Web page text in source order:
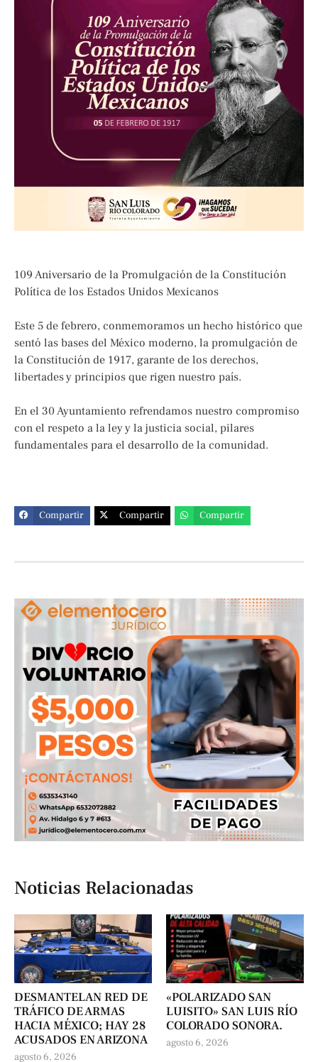
109 Aniversario de la Promulgación de la Constitución
Política de los Estados Unidos Mexicanos
Este 5 de febrero, conmemoramos un hecho histórico que
sentó las bases del México moderno, la promulgación de
la Constitución de 1917, garante de los derechos,
libertades y principios que rigen nuestro país.
En el 30 Ayuntamiento refrendamos nuestro compromiso
con el respeto a la ley y la justicia social, pilares
fundamentales para el desarrollo de la comunidad.
Compartir Compartir Compartir
Noticias Relacionadas
DESMANTELAN RED DE
TRÁFICO DE ARMAS
HACIA MÉXICO; HAY 28
ACUSADOS EN ARIZONA
agosto 6, 2026
«POLARIZADO SAN
LUISITO» SAN LUIS RÍO
COLORADO SONORA.
agosto 6, 2026